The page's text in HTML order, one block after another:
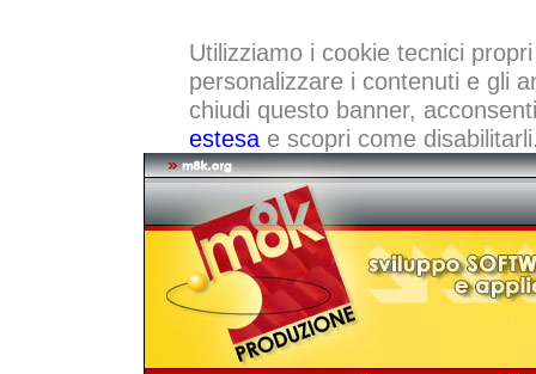
Utilizziamo i cookie tecnici
personalizzare i contenuti e gli
chiudi questo banner,
estesae scopri come